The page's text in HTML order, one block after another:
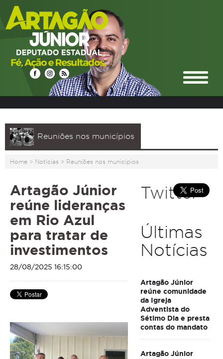
Reuniões nos municípios
Home > Notícias > Reuniões nos municípios
Artagão Júnior
reúne lideranças
em Rio Azul
para tratar de
investimentos
28/08/2025 16:15:00
Twitter
Últimas
Notícias
Artagão Júnior
reúne comunidade
da Igreja
Adventista do
Sétimo Dia e presta
contas do mandato
Artagão Júnior